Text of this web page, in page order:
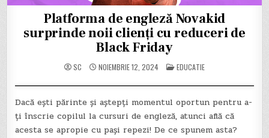
Platforma de engleză Novakid
surprinde noii clienți cu reduceri de
Black Friday
SC NOIEMBRIE 12, 2024 POSTED
IN
EDUCATIE
Dacă ești părinte și aștepți momentul oportun pentru a-
ți înscrie copilul la cursuri de engleză, atunci află că
acesta se apropie cu pași repezi! De ce spunem asta?